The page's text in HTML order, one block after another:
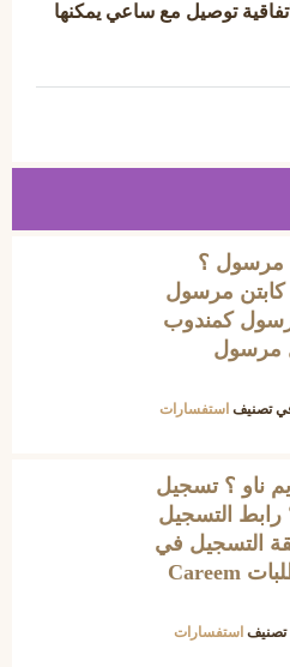
توصيل مع ساعي يمكنها
مرسول ؟
مرسول
كمندوب
مرسول
تصنيف استفسارات
ناو ؟ تسجيل
رابط التسجيل
التسجيل في
كريم توصيل الطلبات Careem
استفسارات